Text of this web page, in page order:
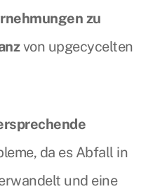
zu
von upgecycelten
da es Abfall in
und eine